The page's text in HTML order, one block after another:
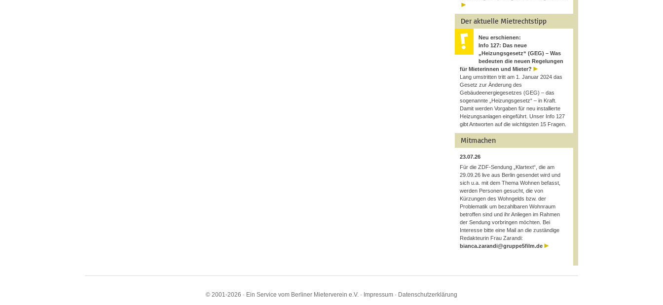
Der aktuelle Mietrechtstipp
Neu erschienen:
Info 127: Das neue
„Heizungsgesetz“ (GEG) – Was
bedeuten die neuen Regelungen
für Mieterinnen und Mieter?
Lang umstritten tritt am 1. Januar 2024 das
Gesetz zur Änderung des
Gebäudeenergiegesetzes (GEG) – das
sogenannte „Heizungsgesetz“ – in Kraft.
Damit werden Vorgaben für neu installierte
Heizungsanlagen eingeführt. Unser Info 127
gibt Antworten auf die wichtigsten 15 Fragen.
Mitmachen
23.07.26
Für die ZDF-Sendung „Klartext“, die am
29.09.26 live aus Berlin gesendet wird und
sich u.a. mit dem Thema Wohnen befasst,
werden Personen gesucht, die von
Kürzungen des Wohngelds bzw. der
Problematik um bezahlbaren Wohnraum
betroffen sind und ihr Anliegen im Rahmen
der Sendung vorbringen möchten. Bei
Interesse bitte eine Mail an die zuständige
Redakteurin Frau Zarandi:
bianca.zarandi@gruppe5film.de
© 2001-2026 · Ein Service vom Berliner Mieterverein e.V. · Impressum · Datenschutzerklärung